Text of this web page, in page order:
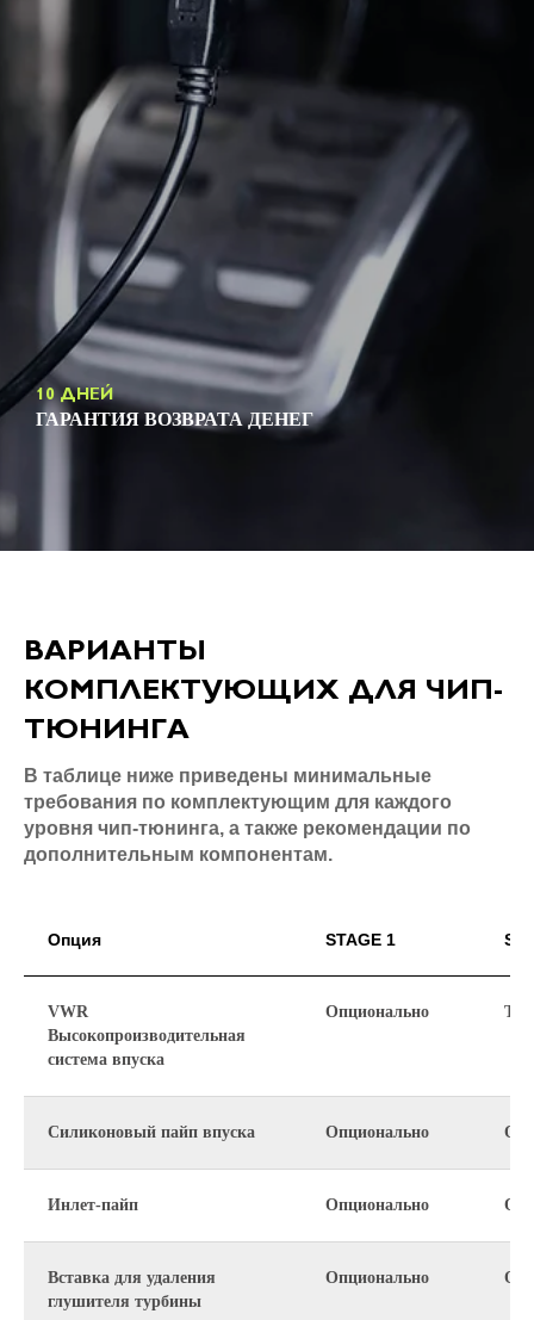
10 ДНЕЙ
ГАРАНТИЯ ВОЗВРАТА ДЕНЕГ
ВАРИАНТЫ
КОМПЛЕКТУЮЩИХ ДЛЯ ЧИП-
ТЮНИНГА
В таблице ниже приведены минимальные
требования по комплектующим для каждого
уровня чип-тюнинга, а также рекомендации по
дополнительным компонентам.
Опция STAGE 1
VWR
Высокопроизводительная
система впуска
Опционально
Силиконовый пайп впуска Опционально
Инлет-пайп Опционально
Вставка для удаления
глушителя турбины
Опционально